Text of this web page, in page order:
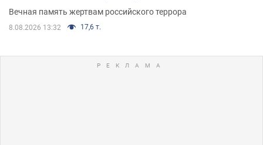
муж и внук
Вечная память жертвам российского террора
8.08.2026 13:32 17,6 т.